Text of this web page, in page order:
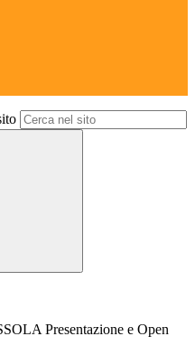
Presentazione e Open